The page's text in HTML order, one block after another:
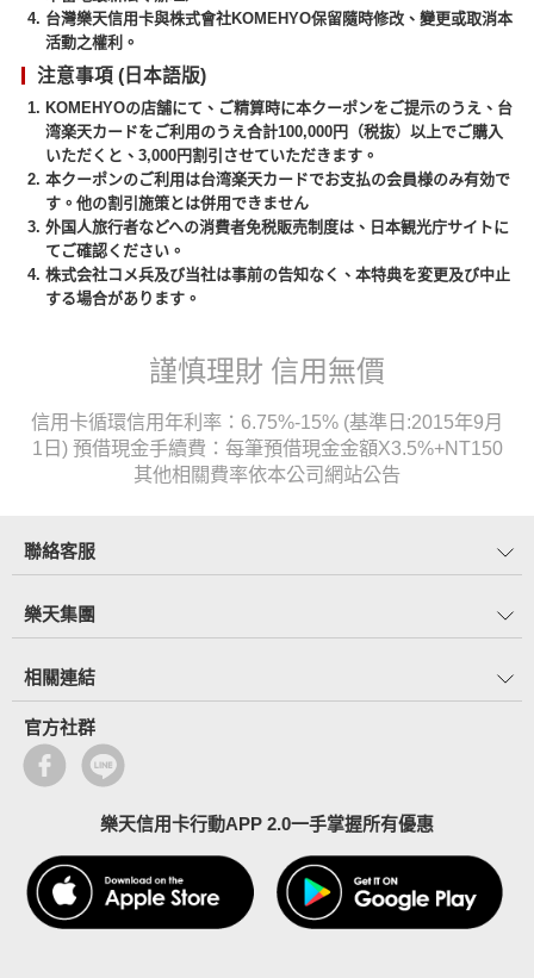
台灣樂天信用卡與株式會社KOMEHYO保留隨時修改、變更或取消本
活動之權利。
注意事項 (日本語版)
KOMEHYOの店舗にて、ご精算時に本クーポンをご提示のうえ、台
湾楽天カードをご利用のうえ合計100,000円（税抜）以上でご購入
いただくと、3,000円割引させていただきます。
本クーポンのご利用は台湾楽天カードでお支払の会員様のみ有効で
す。他の割引施策とは併用できません
外国人旅行者などへの消費者免税販売制度は、日本観光庁サイトに
てご確認ください。
株式会社コメ兵及び当社は事前の告知なく、本特典を変更及び中止
する場合があります。
謹慎理財 信用無價
信用卡循環信用年利率：6.75%-15% (基準日:2015年9月
1日) 預借現金手續費：每筆預借現金金額X3.5%+NT150
其他相關費率依本公司網站公告
聯絡客服
樂天集團
相關連結
官方社群
樂天信用卡行動APP 2.0一手掌握所有優惠